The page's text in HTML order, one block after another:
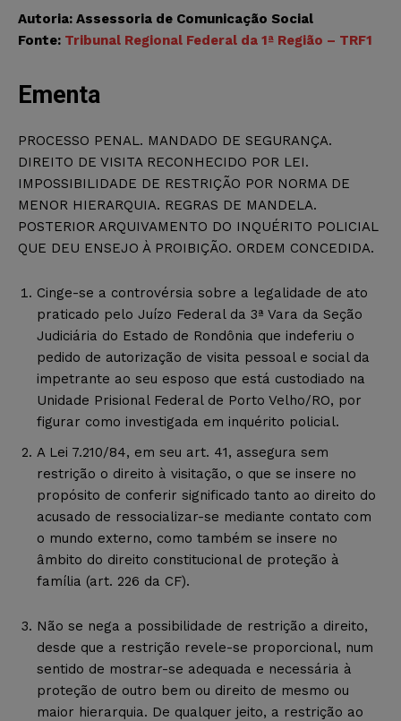
Autoria: Assessoria de Comunicação Social
Fonte: Tribunal Regional Federal da 1ª Região – TRF1
Ementa
PROCESSO PENAL. MANDADO DE SEGURANÇA.
DIREITO DE VISITA RECONHECIDO POR LEI.
IMPOSSIBILIDADE DE RESTRIÇÃO POR NORMA DE
MENOR HIERARQUIA. REGRAS DE MANDELA.
POSTERIOR ARQUIVAMENTO DO INQUÉRITO POLICIAL
QUE DEU ENSEJO À PROIBIÇÃO. ORDEM CONCEDIDA.
Cinge-se a controvérsia sobre a legalidade de ato
praticado pelo Juízo Federal da 3ª Vara da Seção
Judiciária do Estado de Rondônia que indeferiu o
pedido de autorização de visita pessoal e social da
impetrante ao seu esposo que está custodiado na
Unidade Prisional Federal de Porto Velho/RO, por
figurar como investigada em inquérito policial.
A Lei 7.210/84, em seu art. 41, assegura sem
restrição o direito à visitação, o que se insere no
propósito de conferir significado tanto ao direito do
acusado de ressocializar-se mediante contato com
o mundo externo, como também se insere no
âmbito do direito constitucional de proteção à
família (art. 226 da CF).
Não se nega a possibilidade de restrição a direito,
desde que a restrição revele-se proporcional, num
sentido de mostrar-se adequada e necessária à
proteção de outro bem ou direito de mesmo ou
maior hierarquia. De qualquer jeito, a restrição ao